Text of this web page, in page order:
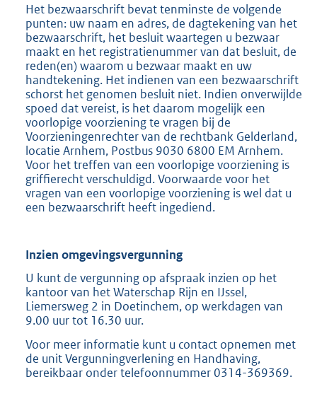
Het bezwaarschrift bevat tenminste de volgende
punten: uw naam en adres, de dagtekening van het
bezwaarschrift, het besluit waartegen u bezwaar
maakt en het registratienummer van dat besluit, de
reden(en) waarom u bezwaar maakt en uw
handtekening. Het indienen van een bezwaarschrift
schorst het genomen besluit niet. Indien onverwijlde
spoed dat vereist, is het daarom mogelijk een
voorlopige voorziening te vragen bij de
Voorzieningenrechter van de rechtbank Gelderland,
locatie Arnhem, Postbus 9030 6800 EM Arnhem.
Voor het treffen van een voorlopige voorziening is
griffierecht verschuldigd. Voorwaarde voor het
vragen van een voorlopige voorziening is wel dat u
een bezwaarschrift heeft ingediend.
Inzien omgevingsvergunning
U kunt de vergunning op afspraak inzien op het
kantoor van het Waterschap Rijn en IJssel,
Liemersweg 2 in Doetinchem, op werkdagen van
9.00 uur tot 16.30 uur.
Voor meer informatie kunt u contact opnemen met
de unit Vergunningverlening en Handhaving,
bereikbaar onder telefoonnummer 0314-369369.